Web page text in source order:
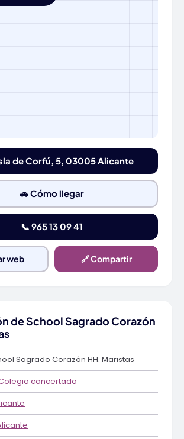
de Corfú, 5, 03005 Alicante
🚗 Cómo llegar
📞 965 13 09 41
web 🔗 Compartir
de School Sagrado Corazón
Sagrado Corazón HH. Maristas
concertado